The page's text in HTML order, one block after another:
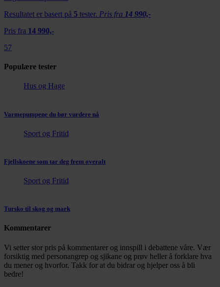
Resultatet er basert på 5 tester. Pris fra 14 990,-
Pris fra 14 990,-
57
Populære tester
Hus og Hage
Varmepumpene du bør vurdere nå
Sport og Fritid
Fjellskoene som tar deg frem overalt
Sport og Fritid
Tursko til skog og mark
Kommentarer
Vi setter stor pris på kommentarer og innspill i debattene våre. Vær
forsiktig med personangrep og sjikane og prøv heller å forklare hva
du mener og hvorfor. Takk for at du bidrar og hjelper oss å bli
bedre!